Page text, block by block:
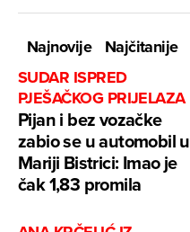
Najnovije
Najčitanije
SUDAR ISPRED
PJEŠAČKOG PRIJELAZA
Pijan i bez vozačke
zabio se u automobil u
Mariji Bistrici: Imao je
čak 1,83 promila